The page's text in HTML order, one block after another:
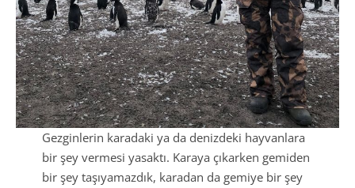
Gezginlerin karadaki ya da denizdeki hayvanlara
bir şey vermesi yasaktı. Karaya çıkarken gemiden
bir şey taşıyamazdık, karadan da gemiye bir şey